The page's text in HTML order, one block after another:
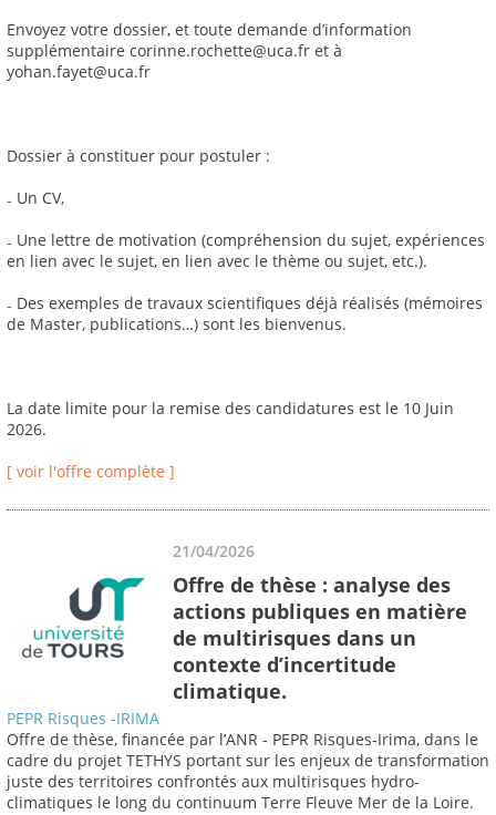
Envoyez votre dossier, et toute demande d’information
supplémentaire corinne.rochette@uca.fr et à
yohan.fayet@uca.fr
Dossier à constituer pour postuler :
₋ Un CV,
₋ Une lettre de motivation (compréhension du sujet, expériences
en lien avec le sujet, en lien avec le thème ou sujet, etc.).
₋ Des exemples de travaux scientifiques déjà réalisés (mémoires
de Master, publications…) sont les bienvenus.
La date limite pour la remise des candidatures est le 10 Juin
2026.
[ voir l'offre complète ]
21/04/2026
Offre de thèse : analyse des
actions publiques en matière
de multirisques dans un
contexte d’incertitude
climatique.
PEPR Risques -IRIMA
Offre de thèse, financée par l’ANR - PEPR Risques-Irima, dans le
cadre du projet TETHYS portant sur les enjeux de transformation
juste des territoires confrontés aux multirisques hydro-
climatiques le long du continuum Terre Fleuve Mer de la Loire.